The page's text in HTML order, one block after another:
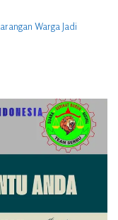
Warga Jadi